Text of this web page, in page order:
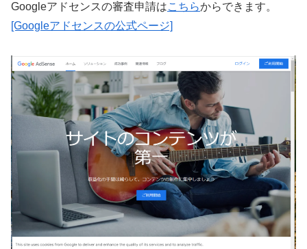
Googleアドセンスの審査申請はこちらからできます。
[Googleアドセンスの公式ページ]